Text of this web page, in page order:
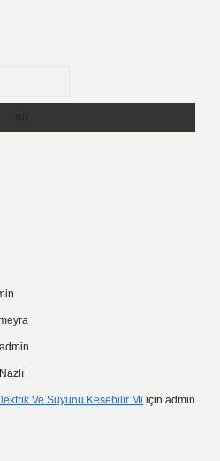
admin
Nazlı
Ve Suyunu Kesebilir Mi için admin